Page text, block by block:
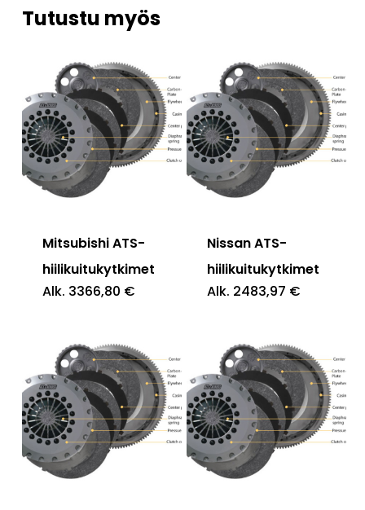
Tutustu myös
Mitsubishi ATS-
hiilikuitukytkimet
Alk. 3366,80 €
Nissan ATS-
hiilikuitukytkimet
Alk. 2483,97 €